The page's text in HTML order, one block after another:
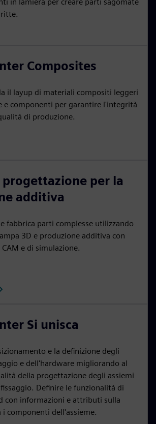
Composites
il layup di materiali compositi leggeri
e componenti per garantire l'integrità
di produzione.
per la
additiva
fabbrica parti complesse utilizzando
3D e produzione additiva con
e di simulazione.
Si unisca
e la definizione degli
e dell'hardware migliorando al
della progettazione degli assiemi
Definire le funzionalità di
con informazioni e attributi sulla
i componenti dell'assieme.